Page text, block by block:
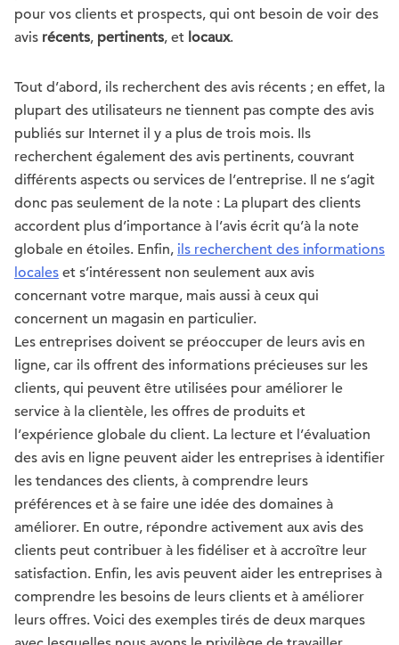
pour vos clients et prospects, qui ont besoin de voir des
avis récents, pertinents, et locaux.
Tout d’abord, ils recherchent des avis récents ; en effet, la
plupart des utilisateurs ne tiennent pas compte des avis
publiés sur Internet il y a plus de trois mois. Ils
recherchent également des avis pertinents, couvrant
différents aspects ou services de l’entreprise. Il ne s’agit
donc pas seulement de la note : La plupart des clients
accordent plus d’importance à l’avis écrit qu’à la note
globale en étoiles. Enfin, ils recherchent des informations
locales et s’intéressent non seulement aux avis
concernant votre marque, mais aussi à ceux qui
concernent un magasin en particulier.
Les entreprises doivent se préoccuper de leurs avis en
ligne, car ils offrent des informations précieuses sur les
clients, qui peuvent être utilisées pour améliorer le
service à la clientèle, les offres de produits et
l’expérience globale du client. La lecture et l’évaluation
des avis en ligne peuvent aider les entreprises à identifier
les tendances des clients, à comprendre leurs
préférences et à se faire une idée des domaines à
améliorer. En outre, répondre activement aux avis des
clients peut contribuer à les fidéliser et à accroître leur
satisfaction. Enfin, les avis peuvent aider les entreprises à
comprendre les besoins de leurs clients et à améliorer
leurs offres. Voici des exemples tirés de deux marques